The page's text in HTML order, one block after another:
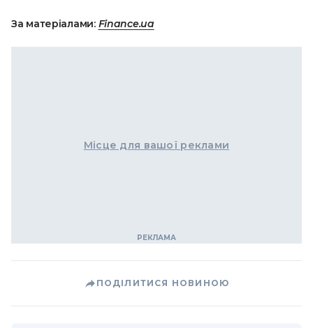
За матеріалами: Finance.ua
Місце для вашої реклами
ПОДІЛИТИСЯ НОВИНОЮ